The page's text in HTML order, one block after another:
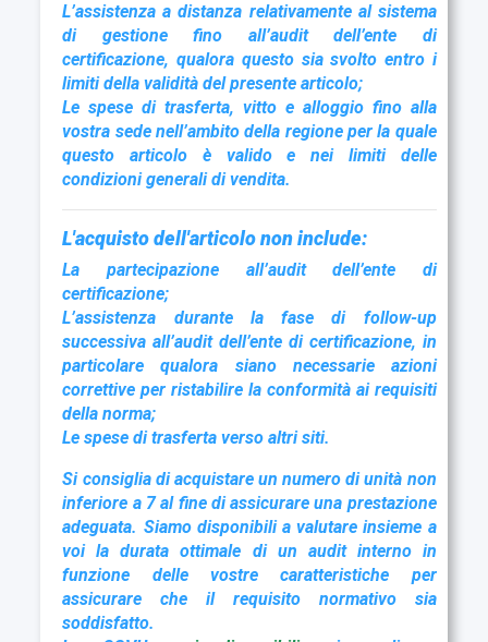
L’assistenza a distanza relativamente al sistema
di gestione fino all’audit dell’ente di
certificazione, qualora questo sia svolto entro i
limiti della validità del presente articolo;
Le spese di trasferta, vitto e alloggio fino alla
vostra sede nell’ambito della regione per la quale
questo articolo è valido e nei limiti delle
condizioni generali di vendita.
L'acquisto dell'articolo non include:
La partecipazione all’audit dell’ente di
certificazione;
L’assistenza durante la fase di follow-up
successiva all’audit dell’ente di certificazione, in
particolare qualora siano necessarie azioni
correttive per ristabilire la conformità ai requisiti
della norma;
Le spese di trasferta verso altri siti.
Si consiglia di acquistare un numero di unità non
inferiore a 7 al fine di assicurare una prestazione
adeguata. Siamo disponibili a valutare insieme a
voi la durata ottimale di un audit interno in
funzione delle vostre caratteristiche per
assicurare che il requisito normativo sia
soddisfatto.